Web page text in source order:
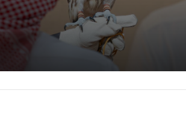
قائمة جديدة مستوحاة من النكهات البرازيلية